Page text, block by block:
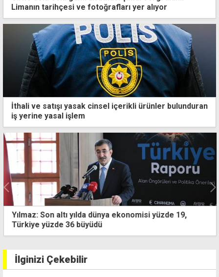
Limanın tarihçesi ve fotoğrafları yer alıyor
İthali ve satışı yasak cinsel içerikli ürünler bulunduran
iş yerine yasal işlem
Yılmaz: Son altı yılda dünya ekonomisi yüzde 19,
Türkiye yüzde 36 büyüdü
İlginizi Çekebilir